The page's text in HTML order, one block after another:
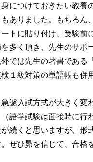
につけておきたい教養
ありました。もちろん
トに貼り付け、受験前
多く頂き、先生のサポ
では先生の著書であ
１級対策の単語帳も併
遽入試方式が大きく変
語学試験は面接時に
続くと思いますが、形
ぜひ昴を信じて、合格